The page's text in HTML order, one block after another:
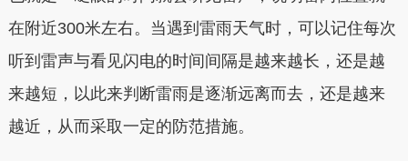
在附近300米左右。当遇到雷雨天气时，可以记住每次
听到雷声与看见闪电的时间间隔是越来越长，还是越
来越短，以此来判断雷雨是逐渐远离而去，还是越来
越近，从而采取一定的防范措施。